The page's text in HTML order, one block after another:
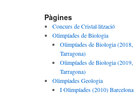
Pàgines
Concurs de Cristal·lització
Olimpíades de Biologia
Olimpíades de Biologia (2018,
Tarragona)
Olimpíades de Biologia (2019,
Tarragona)
Olimpíades Geologia
I Olimpíades (2010) Barcelona